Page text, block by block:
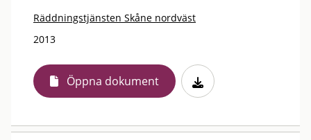
Räddningstjänsten Skåne nordväst
2013
Öppna dokument